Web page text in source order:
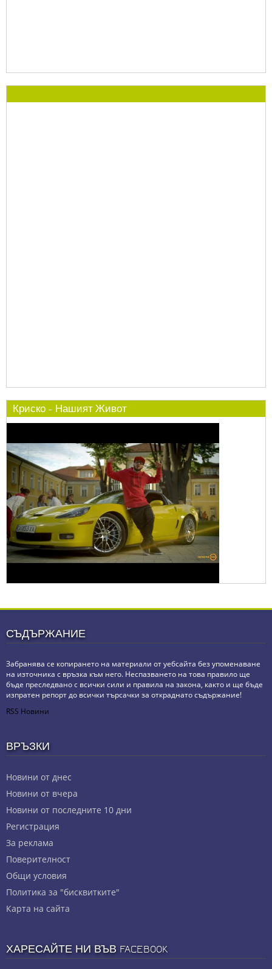
Криско - Нашият Живот
СЪДЪРЖАНИЕ
Забранява се копирането на материали от уебсайта без упоменаване
на източника с връзка към него. Неспазването на това правило ще
бъде преследвано с всички сили и правила на закона, както и ще бъде
изпратен репорт до всички търсачки за откраднато съдържание!
RSS Новини
ВРЪЗКИ
Новини от днес
Новини от вчера
Новини от последните 10 дни
Регистрация
За реклама
Πoвepитeлнocт
Общи условия
Политика за "бисквитките"
Карта на сайта
ХАРЕСАЙТЕ НИ ВЪВ FACEBOOK